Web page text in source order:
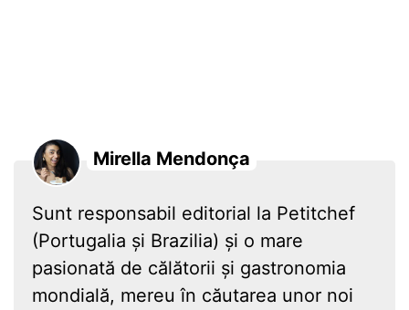
Mirella Mendonça
Sunt responsabil editorial la Petitchef
(Portugalia și Brazilia) și o mare
pasionată de călătorii și gastronomia
mondială, mereu în căutarea unor noi